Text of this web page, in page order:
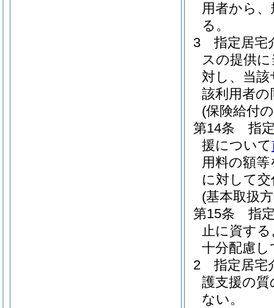
用者から
る。
3
指定居宅
スの提供
対し、当
該利用者
(保険給付
第14条
指
援について
用料の額
に対して
(基本取扱
第15条
指
止に資す
十分配慮
2
指定居宅
護支援の
ない。